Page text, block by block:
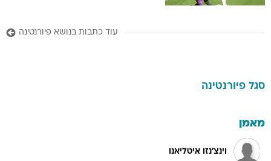
עוד כתבות בנושא פיורנטינה
סגל פיורנטינה
מאמן
וינצ'נזו איטליאנו